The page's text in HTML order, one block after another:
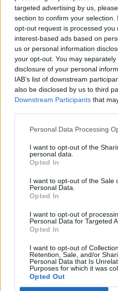
targeted advertising by us,
section to confirm your
opt-out request is processed you
interest-based ads based on
us or personal information
your opt-out. You may
disclosure of your personal
IAB’s list of downstream
also be disclosed by us to third
Downstream Participants that
Personal Data Processing
I want to opt-out of the
personal data.
Opted In
I want to opt-out of the Sale
Personal Data.
Opted In
I want to opt-out of
Personal Data for Targeted
Opted In
I want to opt-out of
Retention, Sale, and/or
Personal Data that Is
Purposes for which it was
Opted Out
Caravel: Η νέα πολυτέλεια
αξίζουν
09:00
"Επένδυση" - παγίδα:
100.000€ από επιτήδειους
08:54
35 χρόνια ίντερνετ: Το πρώτο
ακόμα
Δήμος Βιάννου: Οι ώρες και οι
Γραφείου Δακοκτονίας
08:40
απόφαση που δημοσιεύθηκε
Κυβέρνησης
08:33
Η Ρωσία έπληξε δύο πλοία
της Οδησσού